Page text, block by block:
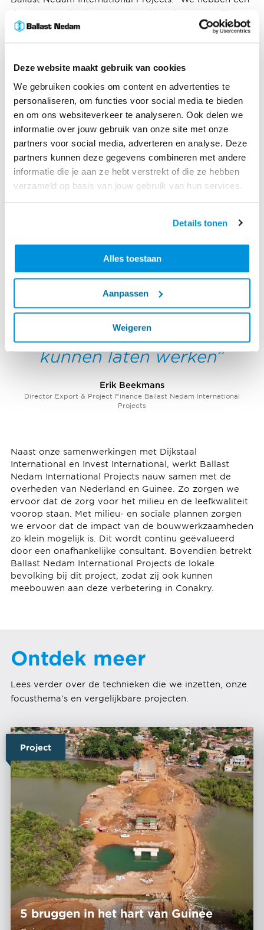
Deze website maakt gebruik van cookies
We gebruiken cookies om content en advertenties te
personaliseren, om functies voor social media te bieden
en om ons websiteverkeer te analyseren. Ook delen we
informatie over jouw gebruik van onze site met onze
partners voor social media, adverteren en analyse. Deze
partners kunnen deze gegevens combineren met andere
informatie die je aan ze hebt verstrekt of die ze hebben
verzameld op basis van jouw gebruik van hun services.
Details tonen
Alles toestaan
Aanpassen
Weigeren
duurzame oplossing voor onze klant kunnen realiseren
dankzij de samenwerking tussen de aannemer en de
financierende instituten Invest International Public
Invest International Capital op basis van de dekking
van Atradius Dutch State Business."
"Daardoor profiteert onze klant niet alleen van
Europese normen op technisch gebied, maar ook op
het gebied van milieuvriendelijke en sociale
bouwmethoden. Dit, in combinatie met een zeer
aantrekkelijke financiering vanwege het subsidie-
element en de lange looptijd van de lening, maakt het
partnerschap ook voor toekomstige Afrikaanse
We zijn ervan overtuigd dat
we dit partnerschap ook
voor toekomstige
Afrikaanse projecten
kunnen laten werken
Erik Beekmans
Director Export & Project Finance Ballast Nedam International
Projects
Naast onze samenwerkingen met Dijkstaal
International en Invest International, werkt Ballast
Nedam International Projects nauw samen met de
overheden van Nederland en Guinee. Zo zorgen we
ervoor dat de zorg voor het milieu en de leefkwaliteit
voorop staan. Met milieu- en sociale plannen zorgen
we ervoor dat de impact van de bouwwerkzaamheden
zo klein mogelijk is. Dit wordt continu geëvalueerd
door een onafhankelijke consultant. Bovendien betrekt
Ballast Nedam International Projects de lokale
bevolking bij dit project, zodat zij ook kunnen
meebouwen aan deze verbetering in Conakry.
Ontdek meer
Lees verder over de technieken die we inzetten, onze
focusthema’s en vergelijkbare projecten.
Project
5 bruggen in het hart van Guinee